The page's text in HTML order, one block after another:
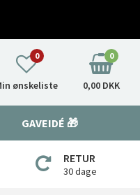
ønskeliste
0 0
0,00 DKK
GAVEIDÉ 🎁
RETUR
30 dage